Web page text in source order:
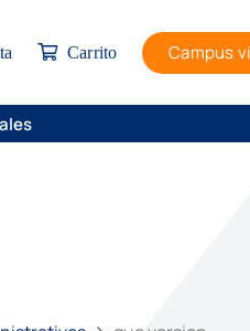
Carrito Campus